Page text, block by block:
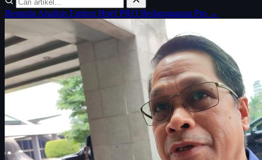
Beranda Analisis Emiten BriefPRO Berlangganan Pro →